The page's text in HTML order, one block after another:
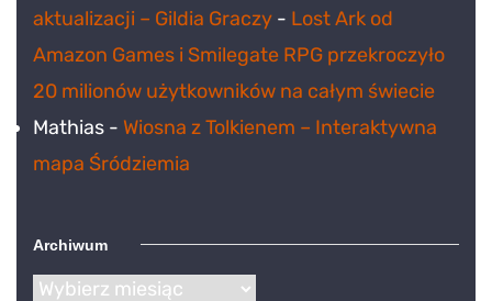
aktualizacji – Gildia Graczy - Lost Ark od
Amazon Games i Smilegate RPG przekroczyło
20 milionów użytkowników na całym świecie
Mathias - Wiosna z Tolkienem – Interaktywna
mapa Śródziemia
Archiwum
Archiwum